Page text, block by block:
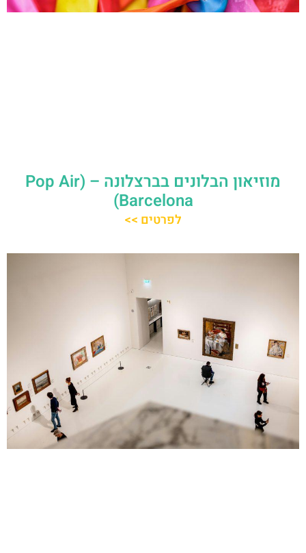
מוזיאון הבלונים בברצלונה – (Pop Air
Barcelona)
לפרטים >>